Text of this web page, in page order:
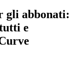
gli abbonati:
e